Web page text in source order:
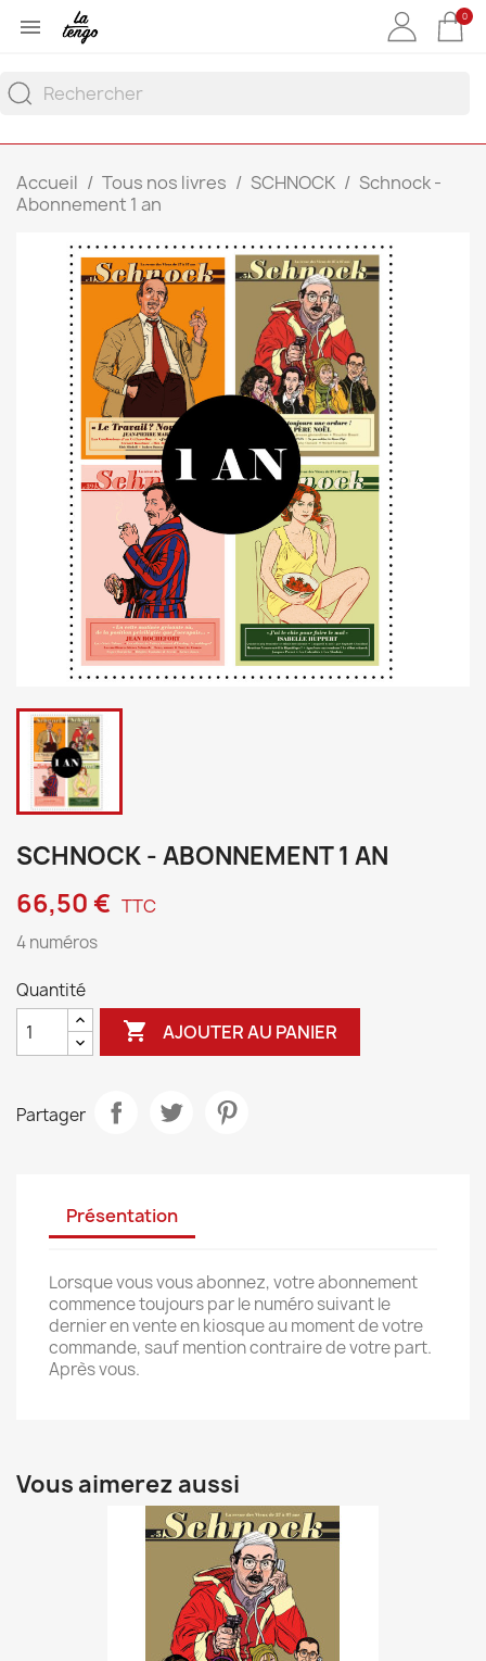
 0
Accueil Tous nos livres SCHNOCK
Schnock -
Abonnement 1 an
SCHNOCK - ABONNEMENT 1 AN
66,50 € TTC
4 numéros
Quantité
 AJOUTER AU PANIER
Partager
Présentation
Lorsque vous vous abonnez, votre abonnement
commence toujours par le numéro suivant le
dernier en vente en kiosque au moment de votre
commande, sauf mention contraire de votre part.
Après vous.
Vous aimerez aussi